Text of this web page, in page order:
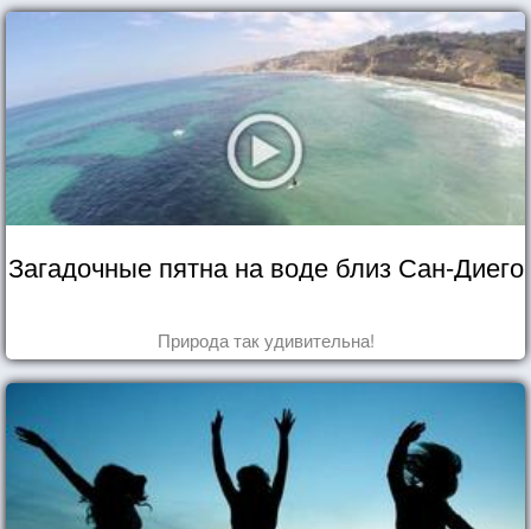
Загадочные пятна на воде близ Сан-Диего
Природа так удивительна!